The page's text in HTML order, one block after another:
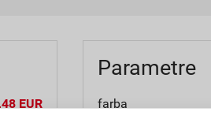
EUR
Parametre
farba